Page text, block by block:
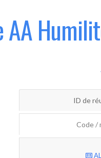
AA
ID de
Code /